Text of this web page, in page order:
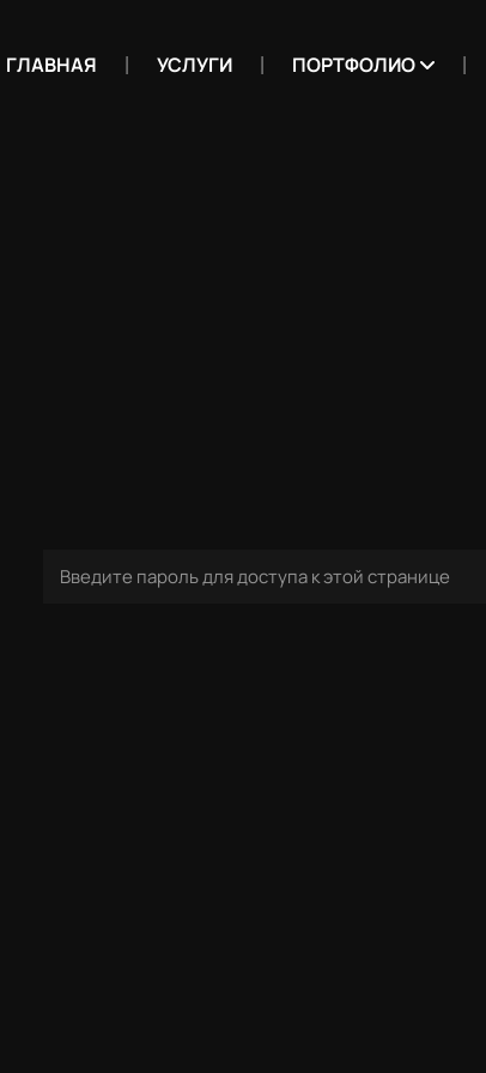
ГЛАВНАЯ УСЛУГИ ПОРТФОЛИО